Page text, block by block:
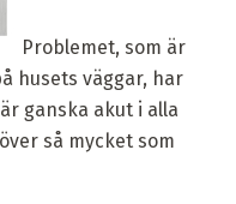
Problemet, som är
husets väggar, har
ganska akut i alla
så mycket som